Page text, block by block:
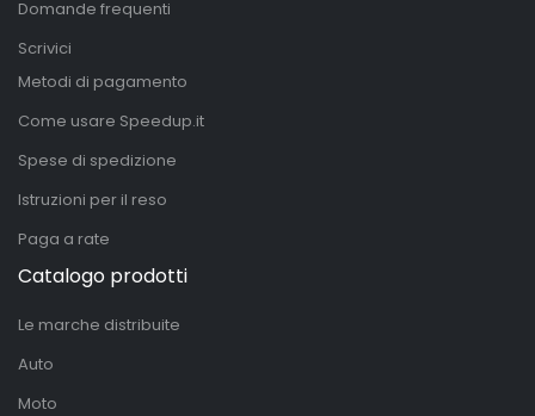
Domande frequenti
Scrivici
Metodi di pagamento
Come usare Speedup.it
Spese di spedizione
Istruzioni per il reso
Paga a rate
Catalogo prodotti
Le marche distribuite
Auto
Moto